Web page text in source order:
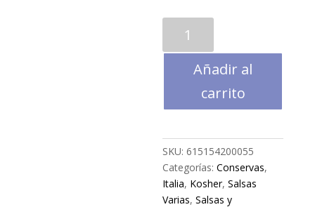
cherry
en
tomate
Rosa
(400
gr)
cantidad
Añadir al
carrito
SKU:615154200055
Categorías:Conservas,
Italia, Kosher,Salsas
Varias,Salsas y